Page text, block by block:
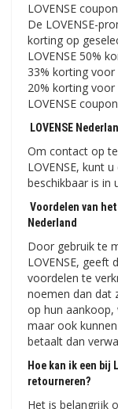
LOVENSE
De LOVENSE-
korting op
LOVENSE 50%
33% korting voor
20% korting voor
LOVENSE
LOVENSE
Om contact op
LOVENSE, kunt
beschikbaar is in
Voordelen van het
Nederland
Door gebruik te
LOVENSE, geeft
voordelen te
noemen dan dat
op hun aankoop,
maar ook
betaalt dan
Hoe kan ik een bij
retourneren?
Het is belangrijk